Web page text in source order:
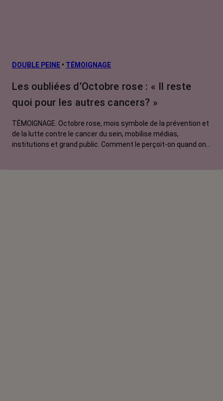
DOUBLE PEINE • TÉMOIGNAGE
Les oubliées d’Octobre rose : « Il reste
quoi pour les autres cancers? »
TÉMOIGNAGE. Octobre rose, mois symbole de la prévention et
de la lutte contre le cancer du sein, mobilise médias,
institutions et grand public. Comment le perçoit-on quand on